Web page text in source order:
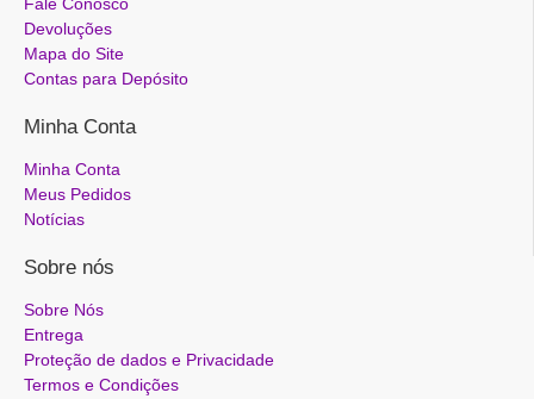
Devoluções
Mapa do Site
Contas para Depósito
Minha Conta
Minha Conta
Meus Pedidos
Notícias
Sobre nós
Sobre Nós
Entrega
Proteção de dados e Privacidade
Termos e Condições